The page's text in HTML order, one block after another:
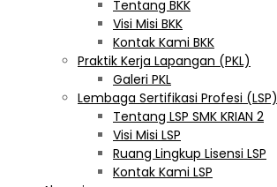
Tentang BKK
Visi Misi BKK
Kontak Kami BKK
Praktik Kerja Lapangan (PKL)
Galeri PKL
Lembaga Sertifikasi Profesi (LSP)
Tentang LSP SMK KRIAN 2
Visi Misi LSP
Ruang Lingkup Lisensi LSP
Kontak Kami LSP